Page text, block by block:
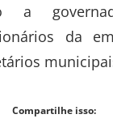
a
da
Compartilhe isso: